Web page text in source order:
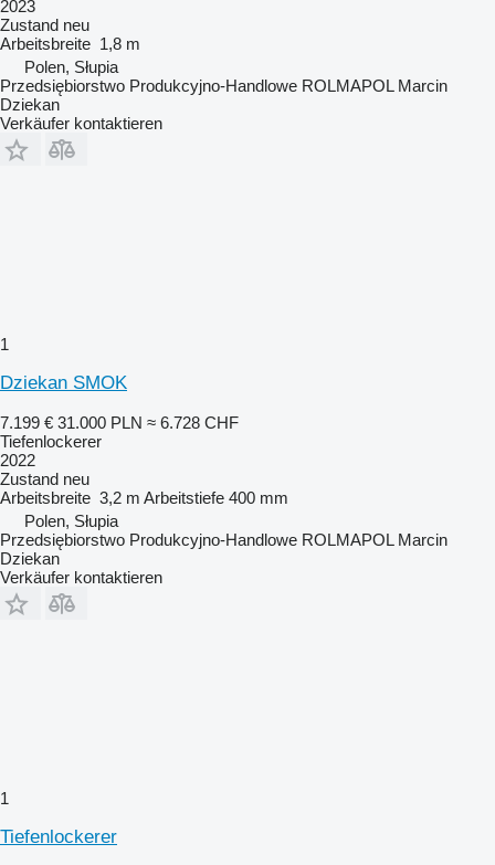
2023
Zustand neu
Arbeitsbreite 1,8 m
Polen, Słupia
Przedsiębiorstwo Produkcyjno-Handlowe ROLMAPOL Marcin
Dziekan
Verkäufer kontaktieren
1
Dziekan SMOK
7.199 € 31.000 PLN ≈ 6.728 CHF
Tiefenlockerer
2022
Zustand neu
Arbeitsbreite 3,2 m Arbeitstiefe 400 mm
Polen, Słupia
Przedsiębiorstwo Produkcyjno-Handlowe ROLMAPOL Marcin
Dziekan
Verkäufer kontaktieren
1
Tiefenlockerer